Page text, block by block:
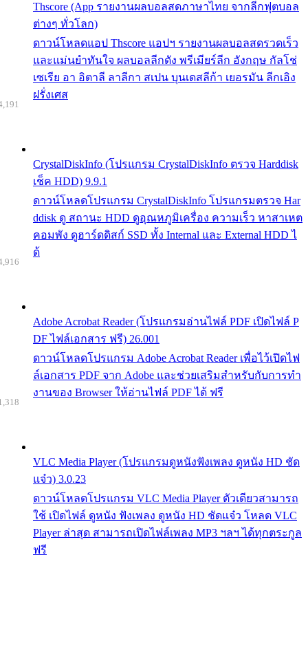
Thscore (App รายงานผลบอลสดภาษาไทย จากลีกฟุตบอล
ต่างๆ ทั่วโลก)
ดาวน์โหลดแอป Thscore แอปฯ รายงานผลบอลสดรวดเร็ว
และแม่นยำทันใจ ผลบอลลีกดัง พรีเมียร์ลีก อังกฤษ กัลโช่
เซเรีย อา อิตาลี ลาลีกา สเปน บุนเดสลีก้า เยอรมัน ลีกเอิง
ฝรั่งเศส
CrystalDiskInfo (โปรแกรม CrystalDiskInfo ตรวจ Harddisk
เช็ค HDD) 9.9.1
ดาวน์โหลดโปรแกรม CrystalDiskInfo โปรแกรมตรวจ Har
ddisk ดู สถานะ HDD ดูอุณหภูมิเครื่อง ความเร็ว หาสาเหต
คอมพัง ดูฮาร์ดดิสก์ SSD ทั้ง Internal และ External HDD ไ
ด้
Adobe Acrobat Reader (โปรแกรมอ่านไฟล์ PDF เปิดไฟล์ P
DF ไฟล์เอกสาร ฟรี) 26.001
ดาวน์โหลดโปรแกรม Adobe Acrobat Reader เพื่อไว้เปิดไฟ
ล์เอกสาร PDF จาก Adobe และช่วยเสริมสำหรับกับการทำ
งานของ Browser ให้อ่านไฟล์ PDF ได้ ฟรี
VLC Media Player (โปรแกรมดูหนังฟังเพลง ดูหนัง HD ชัด
แจ๋ว) 3.0.23
ดาวน์โหลดโปรแกรม VLC Media Player ตัวเดียวสามารถ
ใช้ เปิดไฟล์ ดูหนัง ฟังเพลง ดูหนัง HD ชัดแจ๋ว โหลด VLC
Player ล่าสุด สามารถเปิดไฟล์เพลง MP3 ฯลฯ ได้ทุกตระกูล
ฟรี